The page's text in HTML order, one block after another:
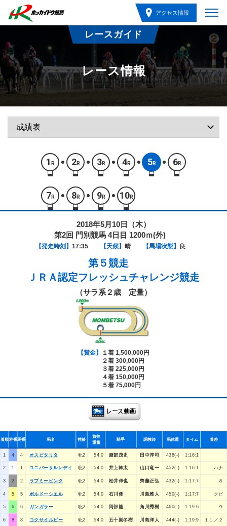
アクセス情報
レースガイド
レース情報
1 R 2R 3R 4R 5R 6R
7 R 8R 9R 10R
2018年5月10日（木）
第2回 門別競馬 4日目 1200ｍ(外)
【発走時刻】 17:35 【天候】 晴 【馬場状態】 良
第５競走
ＪＲＡ認定フレッシュチャレンジ競走
（サラ系２歳 定量）
【賞金】
１着 1,500,000円
２着 300,000円
３着 225,000円
４着 150,000円
５着 75,000円
着順枠番馬番 馬名 性齢
負担
重量
騎手 調教師 馬体重 タイム 着差
1 4 4 オスピタリタ 牝2 54.0 服部茂史 田中淳司 438(-) 1:16:1
2 1 1 ユニバーサルレディ 牝2 54.0 井上幹太 山口竜一 452(-) 1:16:1 ハナ
3 2 2 ラブミーピンク 牝2 54.0 松井伸也 齊藤正弘 432(-) 1:17:7 ８
4 5 5 ボルドーシエル 牝2 54.0 石川倭 川島雅人 450(-) 1:17:7 クビ
5 6 6 ガンガラー 牝2 54.0 阿部龍 角川秀樹 460(-) 1:19:6 ９
6 8 8 コクサイルビー 牝2 54.0 五十嵐冬樹 川島洋人 444(-) 1:19:9 １１／２